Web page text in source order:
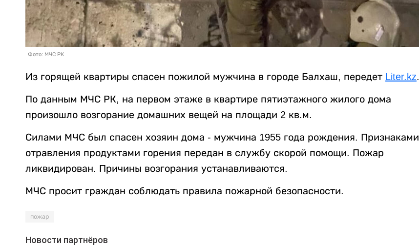
Фото: МЧС РК
Из горящей квартиры спасен пожилой мужчина в городе Балхаш, передет Liter.kz.
По данным МЧС РК, на первом этаже в квартире пятиэтажного жилого дома
произошло возгорание домашних вещей на площади 2 кв.м.
Силами МЧС был спасен хозяин дома - мужчина 1955 года рождения. Признаками
отравления продуктами горения передан в службу скорой помощи. Пожар
ликвидирован. Причины возгорания устанавливаются.
МЧС просит граждан соблюдать правила пожарной безопасности.
пожар